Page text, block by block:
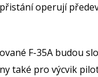
operují
F-35A budou
také pro výcvik